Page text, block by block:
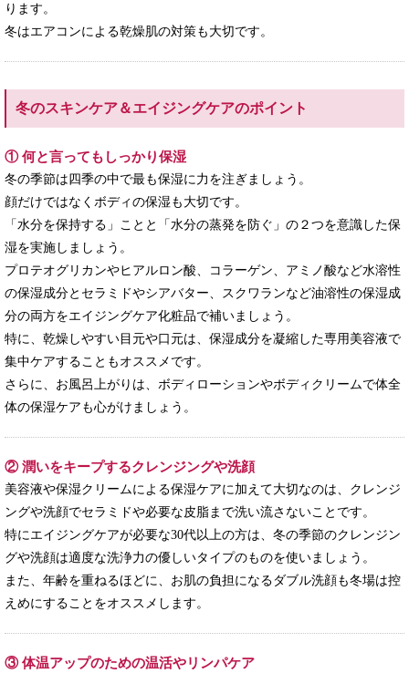
ります。
冬はエアコンによる乾燥肌の対策も大切です。
冬のスキンケア＆エイジングケアのポイント
① 何と言ってもしっかり保湿
冬の季節は四季の中で最も保湿に力を注ぎましょう。
顔だけではなくボディの保湿も大切です。
「水分を保持する」ことと「水分の蒸発を防ぐ」の２つを意識した保
湿を実施しましょう。
プロテオグリカンやヒアルロン酸、コラーゲン、アミノ酸など水溶性
の保湿成分とセラミドやシアバター、スクワランなど油溶性の保湿成
分の両方をエイジングケア化粧品で補いましょう。
特に、乾燥しやすい目元や口元は、保湿成分を凝縮した専用美容液で
集中ケアすることもオススメです。
さらに、お風呂上がりは、ボディローションやボディクリームで体全
体の保湿ケアも心がけましょう。
② 潤いをキープするクレンジングや洗顔
美容液や保湿クリームによる保湿ケアに加えて大切なのは、クレンジ
ングや洗顔でセラミドや必要な皮脂まで洗い流さないことです。
特にエイジングケアが必要な30代以上の方は、冬の季節のクレンジン
グや洗顔は適度な洗浄力の優しいタイプのものを使いましょう。
また、年齢を重ねるほどに、お肌の負担になるダブル洗顔も冬場は控
えめにすることをオススメします。
③ 体温アップのための温活やリンパケア